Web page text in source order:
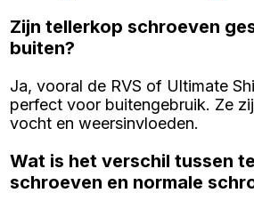
Zijn tellerkop schroeven
buiten?
Ja, vooral de RVS of Ultimate
perfect voor buitengebruik. Ze
vocht en weersinvloeden.
Wat is het verschil tussen
schroeven en normale